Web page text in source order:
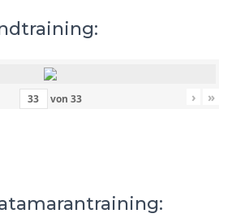
von 33 › »